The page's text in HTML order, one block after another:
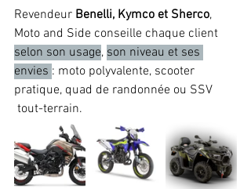
Revendeur Benelli, Kymco et Sherco,
Moto and Side conseille chaque client
selon son usage, son niveau et ses
envies : moto polyvalente, scooter
pratique, quad de randonnée ou SSV
tout-terrain.